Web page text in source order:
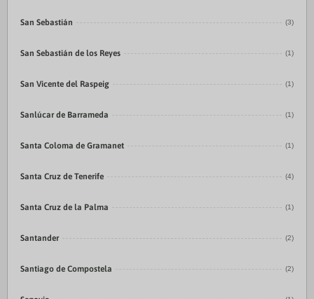
San Sebastián (3)
San Sebastián de los Reyes (1)
San Vicente del Raspeig (1)
Sanlúcar de Barrameda (1)
Santa Coloma de Gramanet (1)
Santa Cruz de Tenerife (4)
Santa Cruz de la Palma (1)
Santander (2)
Santiago de Compostela (2)